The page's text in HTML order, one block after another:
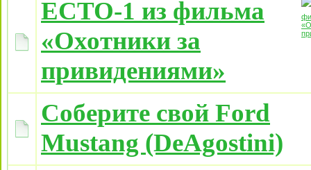
ECTO-1 из фильма
«Охотники за
привидениями»
Соберите свой Ford
Mustang (DeAgostini)